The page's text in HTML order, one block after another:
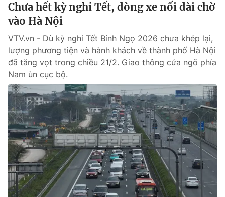
Chưa hết kỳ nghỉ Tết, dòng xe nối dài chờ
vào Hà Nội
VTV.vn - Dù kỳ nghỉ Tết Bính Ngọ 2026 chưa khép lại,
lượng phương tiện và hành khách về thành phố Hà Nội
đã tăng vọt trong chiều 21/2. Giao thông cửa ngõ phía
Nam ùn cục bộ.